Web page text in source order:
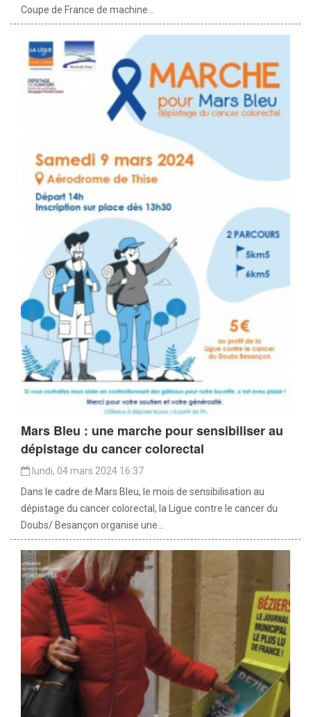
Coupe de France de machine...
Mars Bleu : une marche pour sensibiliser au
dépistage du cancer colorectal
lundi, 04 mars 2024 16:37
Dans le cadre de Mars Bleu, le mois de sensibilisation au
dépistage du cancer colorectal, la Ligue contre le cancer du
Doubs/ Besançon organise une...